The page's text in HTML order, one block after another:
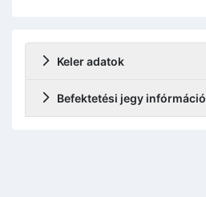
Keler adatok
Befektetési jegy